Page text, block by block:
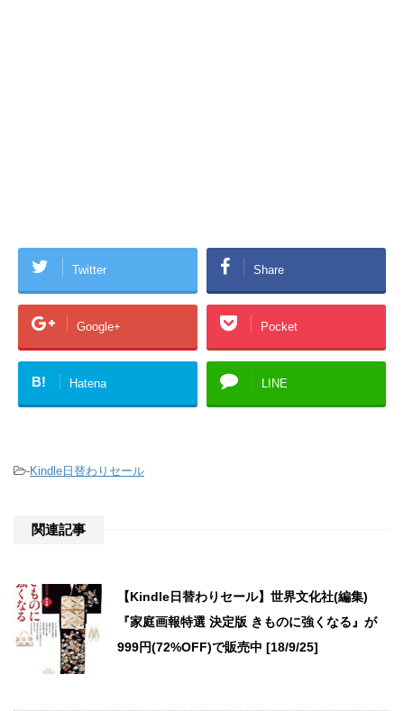
Twitter Share
Google+ Pocket
B! Hatena LINE
-Kindle日替わりセール
関連記事
【Kindle日替わりセール】世界文化社(編集)
『家庭画報特選 決定版 きものに強くなる』が
999円(72%OFF)で販売中 [18/9/25]